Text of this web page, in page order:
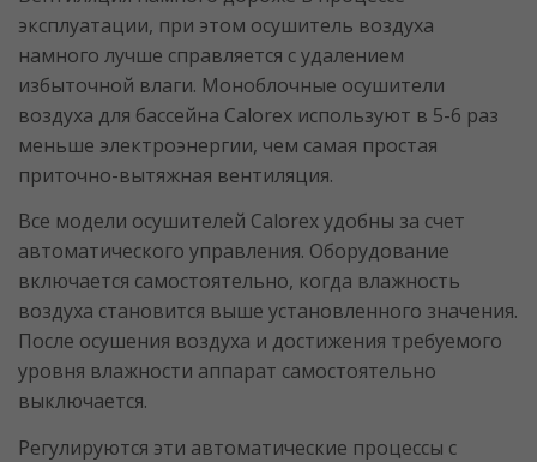
эксплуатации, при этом осушитель воздуха
намного лучше справляется с удалением
избыточной влаги. Моноблочные осушители
воздуха для бассейна Calorex используют в 5-6 раз
меньше электроэнергии, чем самая простая
приточно-вытяжная вентиляция.
Все модели осушителей Calorex удобны за счет
автоматического управления. Оборудование
включается самостоятельно, когда влажность
воздуха становится выше установленного значения.
После осушения воздуха и достижения требуемого
уровня влажности аппарат самостоятельно
выключается.
Регулируются эти автоматические процессы с